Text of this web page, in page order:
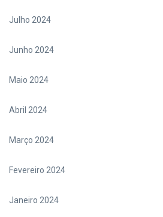
Julho 2024
Junho 2024
Maio 2024
Abril 2024
Março 2024
Fevereiro 2024
Janeiro 2024